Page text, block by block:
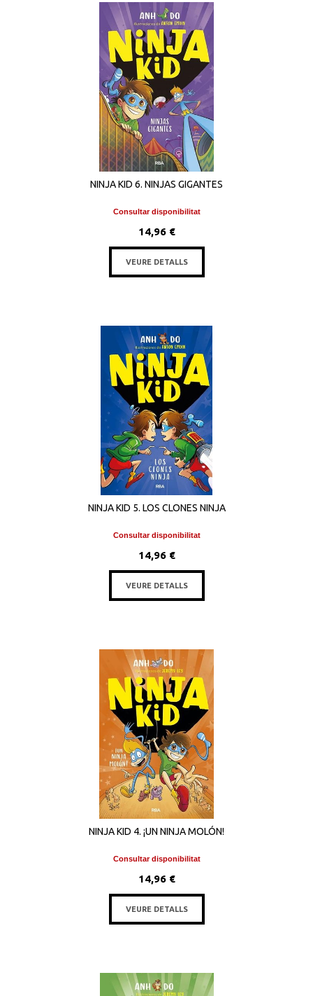
NINJA KID 6. NINJAS GIGANTES
Consultar disponibilitat
14,96 €
VEURE DETALLS
NINJA KID 5. LOS CLONES NINJA
Consultar disponibilitat
14,96 €
VEURE DETALLS
NINJA KID 4. ¡UN NINJA MOLÓN!
Consultar disponibilitat
14,96 €
VEURE DETALLS